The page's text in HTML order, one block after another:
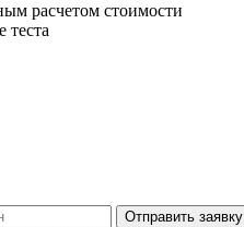
расчетом стоимости
теста
Отправить заявку